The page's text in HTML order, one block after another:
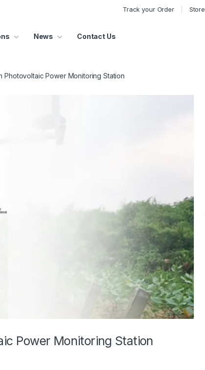
Track your Order Store
News Contact Us
Photovoltaic Power Monitoring Station
Power Monitoring Station